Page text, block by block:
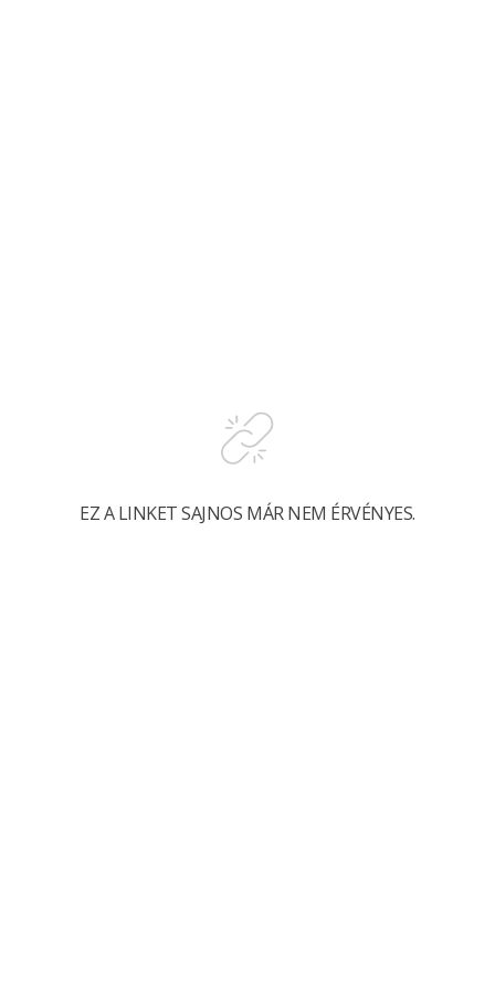
EZ A LINKET SAJNOS MÁR NEM ÉRVÉNYES.